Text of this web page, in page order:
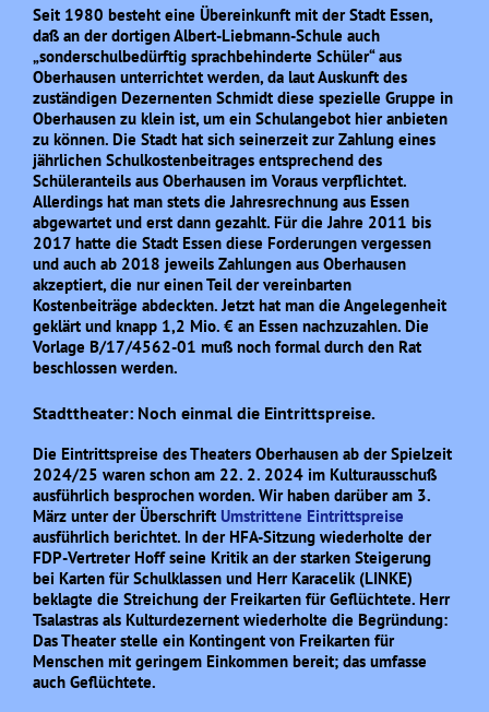
Seit 1980 besteht eine Übereinkunft mit der Stadt Essen,
daß an der dortigen Albert-Liebmann-Schule auch
„sonderschulbedürftig sprachbehinderte Schüler“ aus
Oberhausen unterrichtet werden, da laut Auskunft des
zuständigen Dezernenten Schmidt diese spezielle Gruppe in
Oberhausen zu klein ist, um ein Schulangebot hier anbieten
zu können. Die Stadt hat sich seinerzeit zur Zahlung eines
jährlichen Schulkostenbeitrages entsprechend des
Schüleranteils aus Oberhausen im Voraus verpflichtet.
Allerdings hat man stets die Jahresrechnung aus Essen
abgewartet und erst dann gezahlt. Für die Jahre 2011 bis
2017 hatte die Stadt Essen diese Forderungen vergessen
und auch ab 2018 jeweils Zahlungen aus Oberhausen
akzeptiert, die nur einen Teil der vereinbarten
Kostenbeiträge abdeckten. Jetzt hat man die Angelegenheit
geklärt und knapp 1,2 Mio. € an Essen nachzuzahlen. Die
Vorlage B/17/4562-01 muß noch formal durch den Rat
beschlossen werden.
Stadttheater: Noch einmal die Eintrittspreise.
Die Eintrittspreise des Theaters Oberhausen ab der Spielzeit
2024/25 waren schon am 22. 2. 2024 im Kulturausschuß
ausführlich besprochen worden. Wir haben darüber am 3.
März unter der Überschrift Umstrittene Eintrittspreise
ausführlich berichtet. In der HFA-Sitzung wiederholte der
FDP-Vertreter Hoff seine Kritik an der starken Steigerung
bei Karten für Schulklassen und Herr Karacelik (LINKE)
beklagte die Streichung der Freikarten für Geflüchtete. Herr
Tsalastras als Kulturdezernent wiederholte die Begründung:
Das Theater stelle ein Kontingent von Freikarten für
Menschen mit geringem Einkommen bereit; das umfasse
auch Geflüchtete.